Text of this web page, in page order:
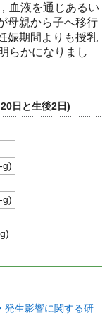
血液を通じあるい
母親から子へ移行
娠期間よりも授乳
らかになりまし
日と生後2日)
g)
g)
発生影響に関する研